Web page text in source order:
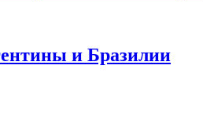
и Бразилии